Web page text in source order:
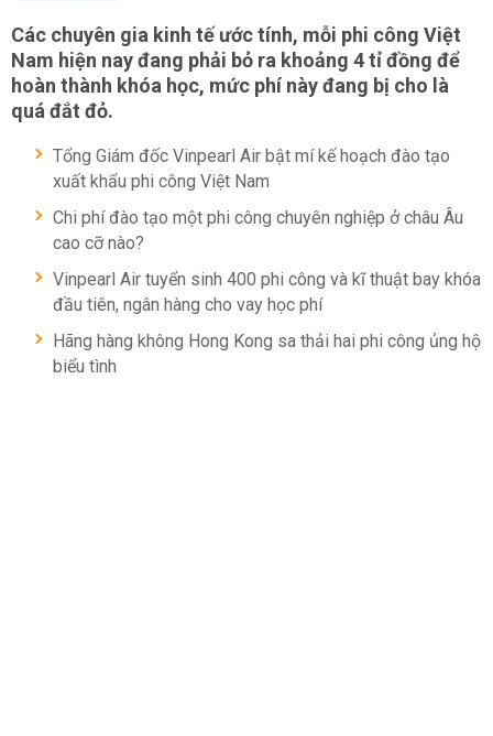
Các chuyên gia kinh tế ước tính, mỗi phi công Việt
Nam hiện nay đang phải bỏ ra khoảng 4 tỉ đồng để
hoàn thành khóa học, mức phí này đang bị cho là
quá đắt đỏ.
Tổng Giám đốc Vinpearl Air bật mí kế hoạch đào tạo
xuất khẩu phi công Việt Nam
Chi phí đào tạo một phi công chuyên nghiệp ở châu Âu
cao cỡ nào?
Vinpearl Air tuyển sinh 400 phi công và kĩ thuật bay khóa
đầu tiên, ngân hàng cho vay học phí
Hãng hàng không Hong Kong sa thải hai phi công ủng hộ
biểu tình